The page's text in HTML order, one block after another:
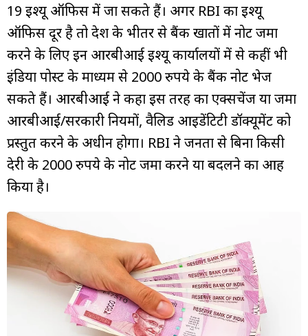
19 इश्यू ऑफिस में जा सकते हैं। अगर RBI का इश्यू
ऑफिस दूर है तो देश के भीतर से बैंक खातों में नोट जमा
करने के लिए इन आरबीआई इश्यू कार्यालयों में से कहीं भी
इंडिया पोस्ट के माध्यम से 2000 रुपये के बैंक नोट भेज
सकते हैं। आरबीआई ने कहा इस तरह का एक्सचेंज या जमा
आरबीआई/सरकारी नियमों, वैलिड आइडेंटिटी डॉक्यूमेंट को
प्रस्तुत करने के अधीन होगा। RBI ने जनता से बिना किसी
देरी के 2000 रुपये के नोट जमा करने या बदलने का आग्रह
किया है।